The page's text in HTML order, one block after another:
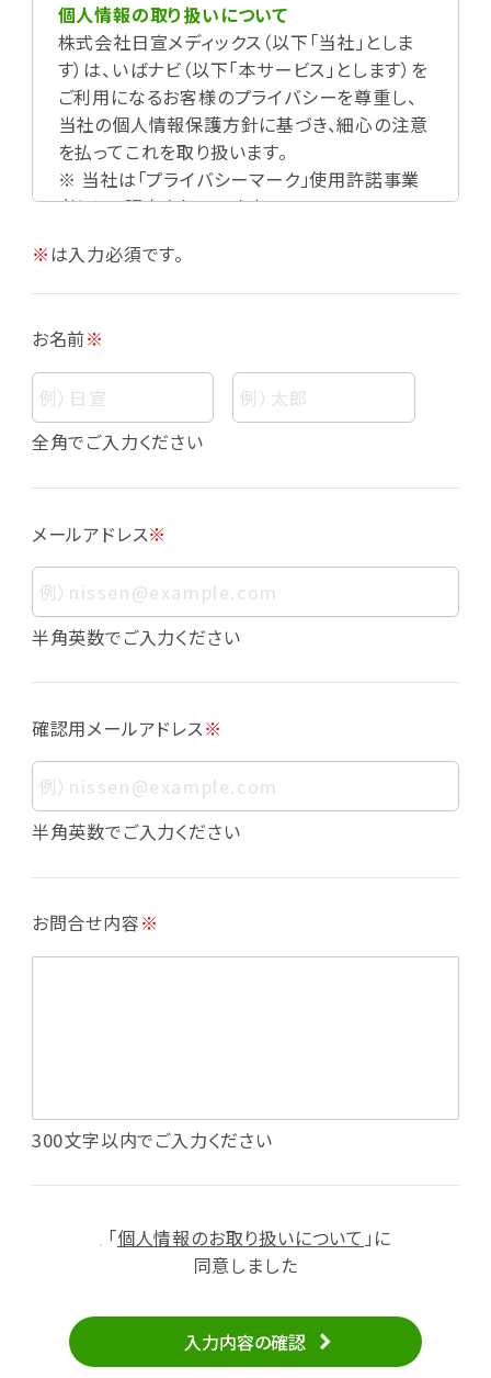
個人情報の取り扱いについて
株式会社日宣メディックス（以下「当社」としま
す）は、いばナビ（以下「本サービス」とします）を
ご利用になるお客様のプライバシーを尊重し、
当社の個人情報保護方針に基づき、細心の注意
を払ってこれを取り扱います。
※ 当社は「プライバシーマーク」使用許諾事業
者として認定されています。
個人情報
個人情報とは、お客様個人に関する情報であっ
て、当該情報を構成する氏名、住所、電話番号、
す。また、その情報のみでは識別できない場合で
も、他の情報と容易に照合することで、結果的に
お客様個人を識別できるものも個人情報に含ま
れます。
個人情報の利用目的について
下の通りであり、これらの目的達成の範囲を超
えてお客様の個人情報を利用することはありま
せん。
・会員登録者の個人認証
・会員ポイントプログラムの運営
・メールマガジンの配信
・本サービスに関する規約等の変更の通知
・投稿したクチコミ情報、写真の本サービスへの
・メールマガジン、お知らせ、広告等の配信
（2）ユーザーからのお問い合わせへの対応
せの内容確認、返答
・当サービスの品質改善
※は入力必須です。
お名前※
全角でご入力ください
メールアドレス※
半角英数でご入力ください
確認用メールアドレス※
半角英数でご入力ください
お問合せ内容※
300文字以内でご入力ください
「個人情報のお取り扱いについて 」に
同意しました
入力内容の確認